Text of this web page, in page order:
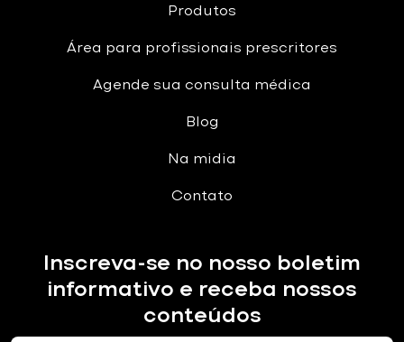
Produtos
Área para profissionais prescritores
Agende sua consulta médica
Blog
Na midia
Contato
Inscreva-se no nosso boletim
informativo e receba nossos
conteúdos